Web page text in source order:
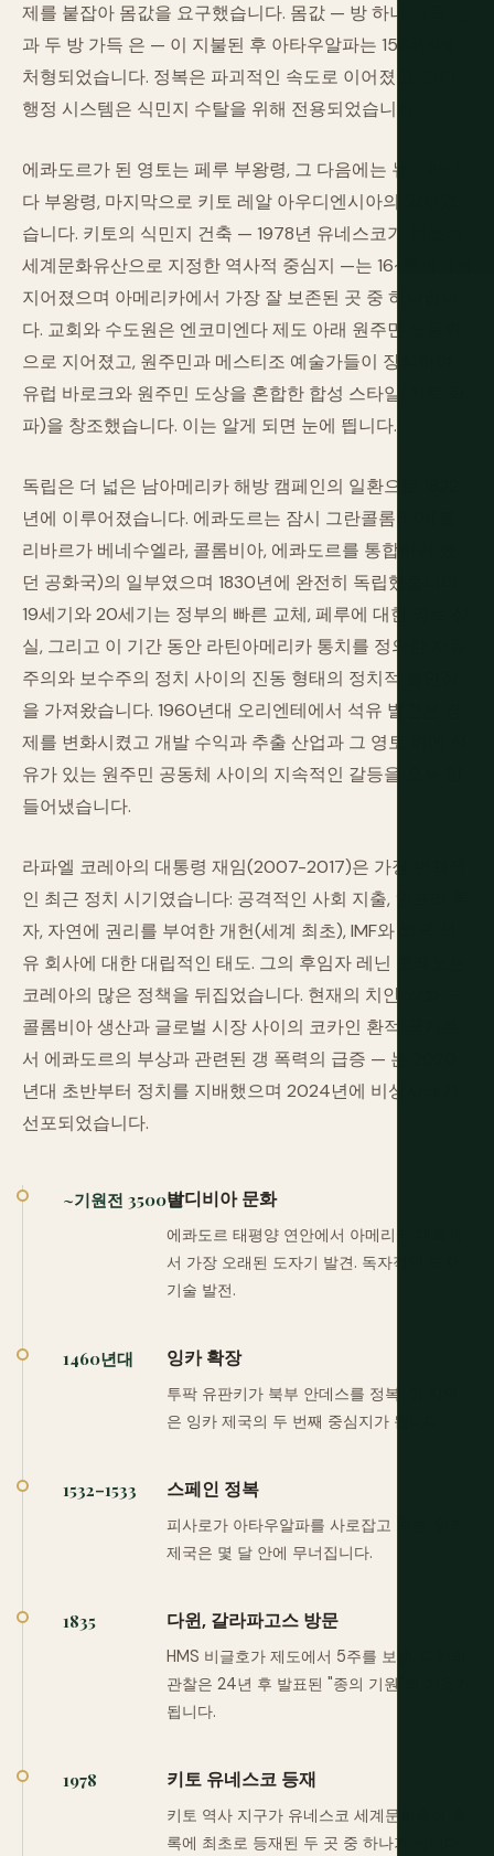
제를 붙잡아 몸값을 요구했습니다. 몸값 — 방 하나 가득 금
과 두 방 가득 은 — 이 지불된 후 아타우알파는 1533년에
처형되었습니다. 정복은 파괴적인 속도로 이어졌고, 잉카
행정 시스템은 식민지 수탈을 위해 전용되었습니다.
에콰도르가 된 영토는 페루 부왕령, 그 다음에는 뉴그라나
다 부왕령, 마지막으로 키토 레알 아우디엔시아의 일부였
습니다. 키토의 식민지 건축 — 1978년 유네스코가 최초의
세계문화유산으로 지정한 역사적 중심지 —는 16~18세기에
지어졌으며 아메리카에서 가장 잘 보존된 곳 중 하나입니
다. 교회와 수도원은 엔코미엔다 제도 아래 원주민 노동력
으로 지어졌고, 원주민과 메스티조 예술가들이 장식하여
유럽 바로크와 원주민 도상을 혼합한 합성 스타일(키토 학
파)을 창조했습니다. 이는 알게 되면 눈에 띕니다.
독립은 더 넓은 남아메리카 해방 캠페인의 일환으로 1822
년에 이루어졌습니다. 에콰도르는 잠시 그란콜롬비아(볼
리바르가 베네수엘라, 콜롬비아, 에콰도르를 통합하려 했
던 공화국)의 일부였으며 1830년에 완전히 독립했습니다.
19세기와 20세기는 정부의 빠른 교체, 페루에 대한 영토 상
실, 그리고 이 기간 동안 라틴아메리카 통치를 정의한 자유
주의와 보수주의 정치 사이의 진동 형태의 정치적 불안정
을 가져왔습니다. 1960년대 오리엔테에서 석유 발견은 경
제를 변화시켰고 개발 수익과 추출 산업과 그 영토 위에 석
유가 있는 원주민 공동체 사이의 지속적인 갈등을 모두 만
들어냈습니다.
라파엘 코레아의 대통령 재임(2007-2017)은 가장 변혁적
인 최근 정치 시기였습니다: 공격적인 사회 지출, 인프라 투
자, 자연에 권리를 부여한 개헌(세계 최초), IMF와 외국 석
유 회사에 대한 대립적인 태도. 그의 후임자 레닌 모레노는
코레아의 많은 정책을 뒤집었습니다. 현재의 치안 악화 —
콜롬비아 생산과 글로벌 시장 사이의 코카인 환적 국가로
서 에콰도르의 부상과 관련된 갱 폭력의 급증 — 는 2020
년대 초반부터 정치를 지배했으며 2024년에 비상사태가
선포되었습니다.
~기원전 3500년발디비아 문화
에콰도르 태평양 연안에서 아메리카 대륙에
서 가장 오래된 도자기 발견. 독자적인 도자
기술 발전.
1460년대 잉카 확장
투팍 유판키가 북부 안데스를 정복. 이 지역
은 잉카 제국의 두 번째 중심지가 됩니다.
1532–1533 스페인 정복
피사로가 아타우알파를 사로잡고 처형. 잉카
제국은 몇 달 안에 무너집니다.
1835 다윈, 갈라파고스 방문
HMS 비글호가 제도에서 5주를 보냄. 다윈의
관찰은 24년 후 발표된 "종의 기원"의 기초가
됩니다.
1978 키토 유네스코 등재
키토 역사 지구가 유네스코 세계문화유산 목
록에 최초로 등재된 두 곳 중 하나가 됩니다.